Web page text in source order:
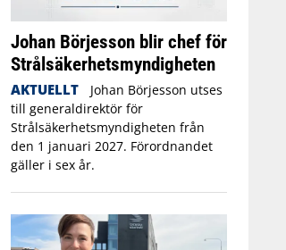
Johan Börjesson blir chef för
Strålsäkerhetsmyndigheten
AKTUELLT
Johan Börjesson utses
till generaldirektör för
Strålsäkerhetsmyndigheten från
den 1 januari 2027. Förordnandet
gäller i sex år.